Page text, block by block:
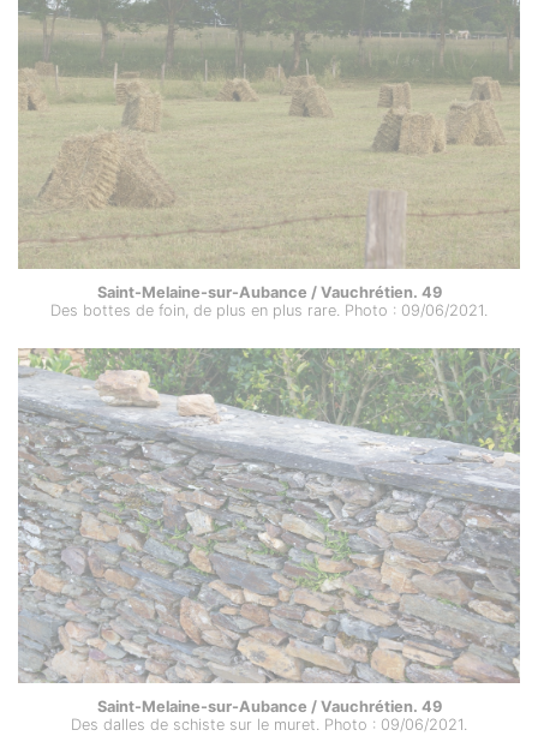
Saint-Melaine-sur-Aubance / Vauchrétien. 49
Des bottes de foin, de plus en plus rare. Photo : 09/06/2021.
Saint-Melaine-sur-Aubance / Vauchrétien. 49
Des dalles de schiste sur le muret. Photo : 09/06/2021.